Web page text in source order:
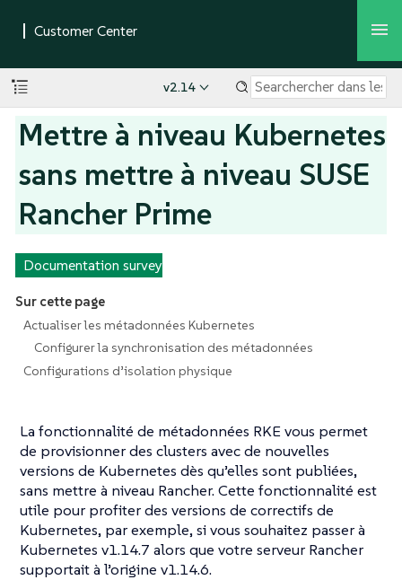
v2.14
Mettre à niveau Kubernetes
sans mettre à niveau SUSE
Rancher Prime
Documentation survey
Sur cette page
Actualiser les métadonnées Kubernetes
Configurer la synchronisation des métadonnées
Configurations d’isolation physique
La fonctionnalité de métadonnées RKE vous permet
de provisionner des clusters avec de nouvelles
versions de Kubernetes dès qu’elles sont publiées,
sans mettre à niveau Rancher. Cette fonctionnalité est
utile pour profiter des versions de correctifs de
Kubernetes, par exemple, si vous souhaitez passer à
Kubernetes v1.14.7 alors que votre serveur Rancher
supportait à l’origine v1.14.6.